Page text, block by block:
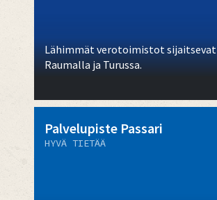
Lähimmät verotoimistot sijaitsevat
Raumalla ja Turussa.
Palvelupiste Passari
HYVÄ TIETÄÄ